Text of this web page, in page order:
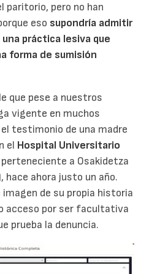
paritorio, pero no han
eso supondría admitir
práctica lesiva que
forma de sumisión
que pese a nuestros
vigente en muchos
testimonio de una madre
el Hospital Universitario
perteneciente a Osakidetza
hace ahora justo un año.
de su propia historia
acceso por ser facultativa
prueba la denuncia.